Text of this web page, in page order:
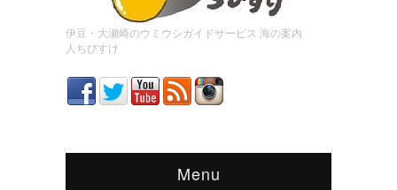
伊豆・大瀬崎のウミウシガイドサービス 海の案内
人ちびすけ
Menu